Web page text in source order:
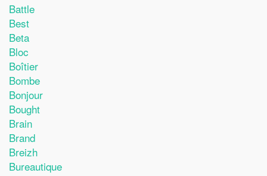
Battle
Best
Beta
Bloc
Boîtier
Bombe
Bonjour
Bought
Brain
Brand
Breizh
Bureautique